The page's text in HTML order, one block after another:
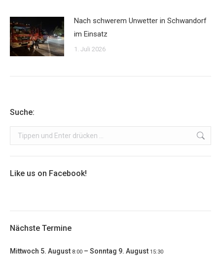
Nach schwerem Unwetter in Schwandorf
im Einsatz
1. Juli 2026
Suche:
Search:
Like us on Facebook!
Nächste Termine
Mittwoch 5. August 8:00 – Sonntag 9. August 15:30